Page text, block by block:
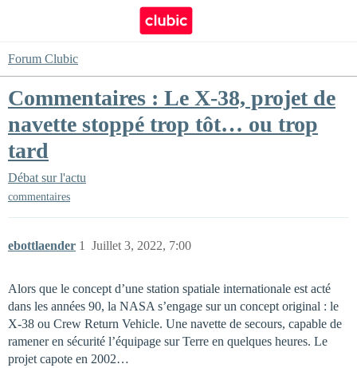
Forum Clubic
Commentaires : Le X-38, projet de
navette stoppé trop tôt… ou trop
tard
Débat sur l'actu
commentaires
ebottlaender Juillet 3, 2022, 7:00
1
Alors que le concept d’une station spatiale internationale est acté
dans les années 90, la NASA s’engage sur un concept original : le
X-38 ou Crew Return Vehicle. Une navette de secours, capable de
ramener en sécurité l’équipage sur Terre en quelques heures. Le
projet capote en 2002…